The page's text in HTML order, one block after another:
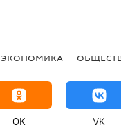
ЭКОНОМИКА
OK VK